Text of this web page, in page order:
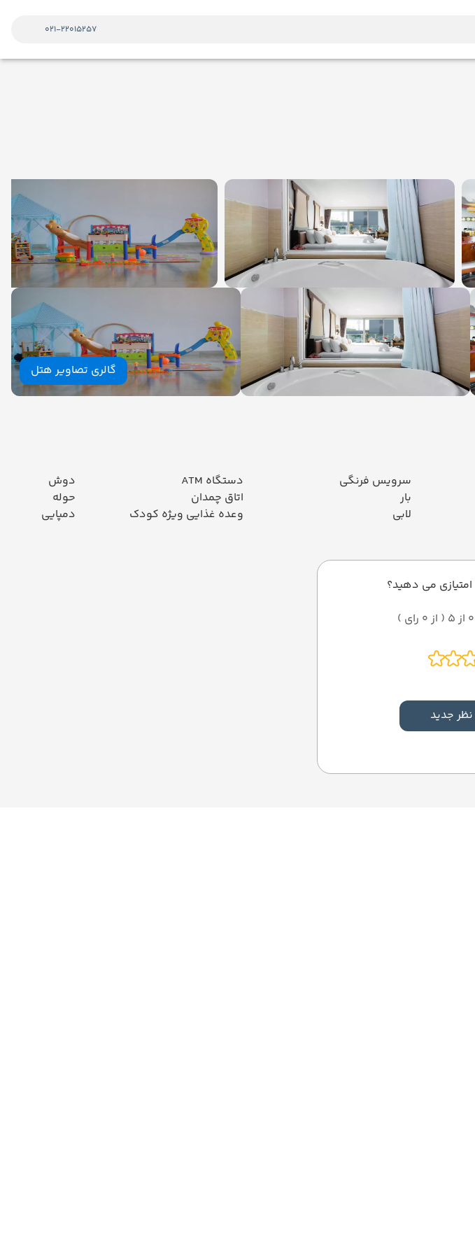
021-22015257
گالری تصاویر هتل
سرویس فرنگی
بار
لابی
دستگاه ATM
اتاق چمدان
وعده غذایی ویژه کودک
دوش
حوله
دمپایی
می دهید؟
جدید